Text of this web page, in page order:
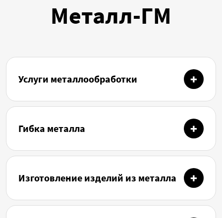
Металл-ГМ
Услуги металлообработки
Гибка металла
Изготовление изделий из металла